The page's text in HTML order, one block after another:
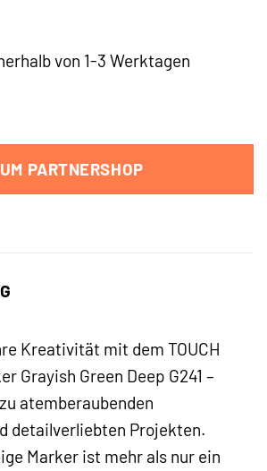
von 1-3 Werktagen
PARTNERSHOP
Kreativität mit dem TOUCH
Grayish Green Deep G241 –
atemberaubenden
detailverliebten Projekten.
Marker ist mehr als nur ein